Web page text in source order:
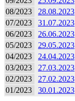
08/2023
28.08.2023
07/2023
31.07.2023
06/2023
26.06.2023
05/2023
29.05.2023
04/2023
24.04.2023
03/2023
27.03.2023
02/2023
27.02.2023
01/2023
30.01.2023